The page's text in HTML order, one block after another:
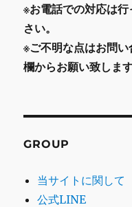
※お電話での対応は
さい。
※ご不明な点はお問
欄からお願い致します
GROUP
当サイトに関して
公式LINE